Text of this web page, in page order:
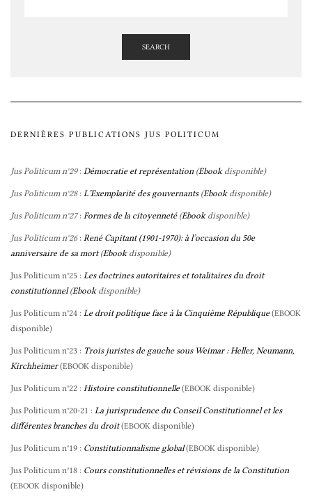
SEARCH
DERNIÈRES PUBLICATIONS JUS POLITICUM
Jus Politicum n°29: Démocratie et représentation (Ebookdisponible)
Jus Politicum n°28: L’Exemplarité des gouvernants(Ebookdisponible)
Jus Politicum n°27: Formes de la citoyenneté(Ebookdisponible)
Jus Politicum n°26: René Capitant (1901-1970): à l’occasion du 50e
anniversaire de sa mort(Ebookdisponible)
Jus Politicum n°25 : Les doctrines autoritaires et totalitaires du droit
constitutionnel(Ebookdisponible)
Jus Politicum n°24 : Le droit politique face à la Cinquième République (EBOOK
disponible)
Jus Politicum n°23 : Trois juristes de gauche sous Weimar : Heller, Neumann,
Kirchheimer (EBOOK disponible)
Jus Politicum n°22 : Histoire constitutionnelle (EBOOK disponible)
Jus Politicum n°20-21 : La jurisprudence du Conseil Constitutionnel et les
différentes branches du droit (EBOOK disponible)
Jus Politicum n°19 : Constitutionnalisme global (EBOOK disponible)
Jus Politicum n°18 : Cours constitutionnelles et révisions de la Constitution
(EBOOK disponible)